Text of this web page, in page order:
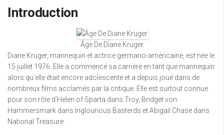
Introduction
Âge De Diane Kruger
Diane Kruger, mannequin et actrice germano-américaine, est née le
15 juillet 1976. Elle a commencé sa carrière en tant que mannequin
alors qu’elle était encore adolescente et a depuis joué dans de
nombreux films acclamés par la critique. Elle est surtout connue
pour son rôle d’Helen of Sparta dans Troy, Bridget von
Hammersmark dans Inglourious Basterds et Abigail Chase dans
National Treasure.